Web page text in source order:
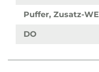
Puffer, Zusatz-WE
DO